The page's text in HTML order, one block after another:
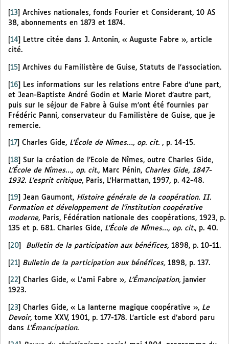
[13] Archives nationales, fonds Fourier et Considerant, 10 AS
38, abonnements en 1873 et 1874.
14
Lettre citée dans J. Antonin, « Auguste Fabre », article
cité.
15 Archives du Familistère de Guise, Statuts de l’association.
[16]
Les informations sur les relations entre Fabre d’une part,
et Jean-Baptiste André Godin et Marie Moret d’autre part,
puis sur le séjour de Fabre à Guise m’ont été fournies par
Frédéric Panni, conservateur du Familistère de Guise, que je
remercie.
17 Charles Gide, L’École de Nîmes…, op. cit. , p. 14-15.
[18] Sur la création de l’Ecole de Nîmes, outre Charles Gide,
L’École de Nîmes…, op. cit., Marc Pénin, Charles Gide, 1847-
1932. L’esprit critique, Paris, L’Harmattan, 1997, p. 42-48.
19 Jean Gaumont, Histoire générale de la coopération. II.
Formation et développement de l’institution coopérative
moderne, Paris, Fédération nationale des coopérations, 1923, p.
135 et p. 681. Charles Gide, L’École de Nîmes…, op. cit., p. 40.
20 Bulletin de la participation aux bénéfices, 1898, p. 10-11.
[21] Bulletin de la participation aux bénéfices, 1898, p. 137.
22 Charles Gide, « L’ami Fabre », L’Émancipation, janvier
1923.
[23] Charles Gide, « La lanterne magique coopérative », Le
Devoir, tome XXV, 1901, p. 177-178. L’article est d’abord paru
dans L’Émancipation.